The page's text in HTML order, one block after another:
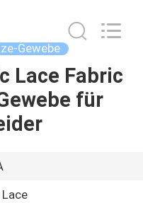
Gewebe
Lace Fabric
für